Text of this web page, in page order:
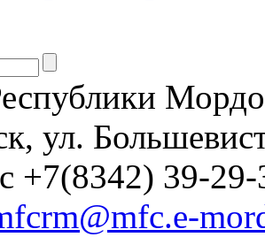
ул.
+7(8342) 39-29-